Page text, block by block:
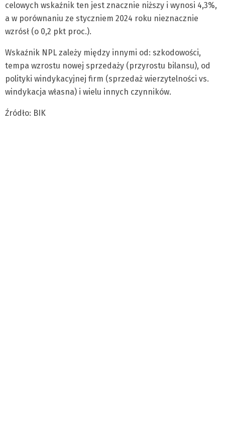
celowych wskaźnik ten jest znacznie niższy i wynosi 4,3%,
a w porównaniu ze styczniem 2024 roku nieznacznie
wzrósł (o 0,2 pkt proc.).
Wskaźnik NPL zależy między innymi od: szkodowości,
tempa wzrostu nowej sprzedaży (przyrostu bilansu), od
polityki windykacyjnej firm (sprzedaż wierzytelności vs.
windykacja własna) i wielu innych czynników.
Źródło: BIK